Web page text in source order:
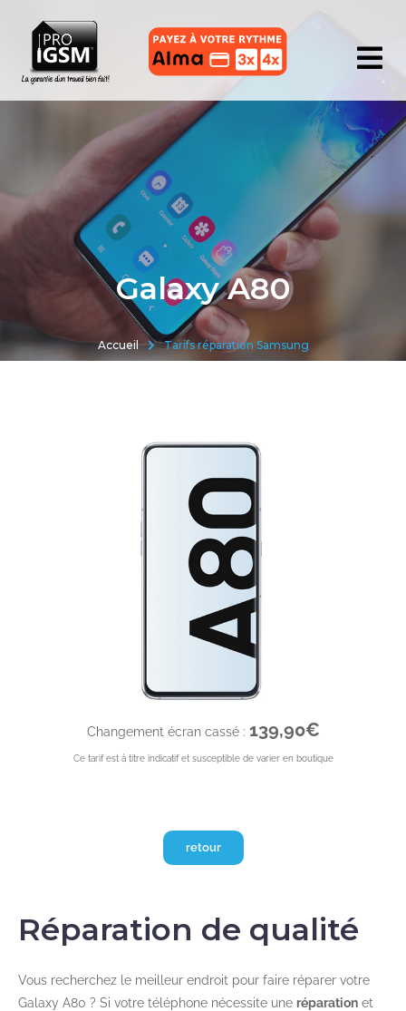
Galaxy A80
Accueil Tarifs réparation Samsung
Changement écran cassé : 139,90€
Ce tarif est à titre indicatif et susceptible de varier en boutique
retour
Réparation de qualité
Vous recherchez le meilleur endroit pour faire réparer votre
Galaxy A80 ? Si votre téléphone nécessite une réparation et